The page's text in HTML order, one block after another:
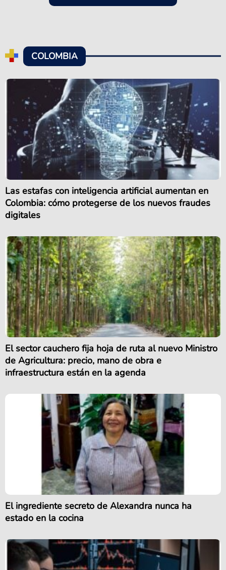
COLOMBIA
Las estafas con inteligencia artificial aumentan en
Colombia: cómo protegerse de los nuevos fraudes
digitales
El sector cauchero fija hoja de ruta al nuevo Ministro
de Agricultura: precio, mano de obra e
infraestructura están en la agenda
El ingrediente secreto de Alexandra nunca ha
estado en la cocina